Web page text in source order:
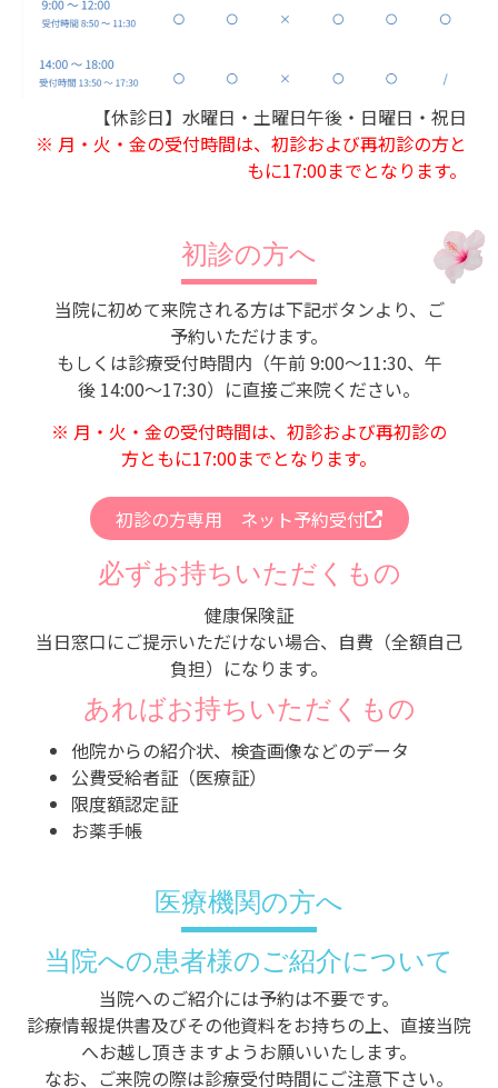
【休診日】水曜日・土曜日午後・日曜日・祝日
※ 月・火・金の受付時間は、初診および再初診の方と
もに17:00までとなります。
初診の方へ
当院に初めて来院される方は下記ボタンより、ご
予約いただけます。
もしくは診療受付時間内（午前 9:00～11:30、午
後 14:00～17:30）に直接ご来院ください。
※ 月・火・金の受付時間は、初診および再初診の
方ともに17:00までとなります。
初診の方専用 ネット予約受付
必ずお持ちいただくもの
健康保険証
当日窓口にご提示いただけない場合、自費（全額自己
負担）になります。
あればお持ちいただくもの
他院からの紹介状、検査画像などのデータ
公費受給者証（医療証）
限度額認定証
お薬手帳
医療機関の方へ
当院への患者様のご紹介について
当院へのご紹介には予約は不要です。
診療情報提供書及びその他資料をお持ちの上、直接当院
へお越し頂きますようお願いいたします。
なお、ご来院の際は診療受付時間にご注意下さい。